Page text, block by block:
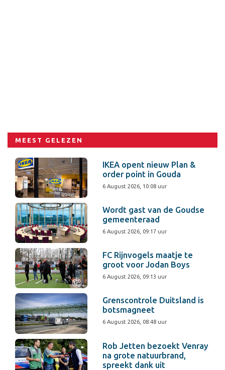
MEEST GELEZEN
IKEA opent nieuw Plan &
order point in Gouda
6 August 2026, 10:08 uur
Wordt gast van de Goudse
gemeenteraad
6 August 2026, 09:17 uur
FC Rijnvogels maatje te
groot voor Jodan Boys
6 August 2026, 09:13 uur
Grenscontrole Duitsland is
botsmagneet
6 August 2026, 08:48 uur
Rob Jetten bezoekt Venray
na grote natuurbrand,
spreekt dank uit